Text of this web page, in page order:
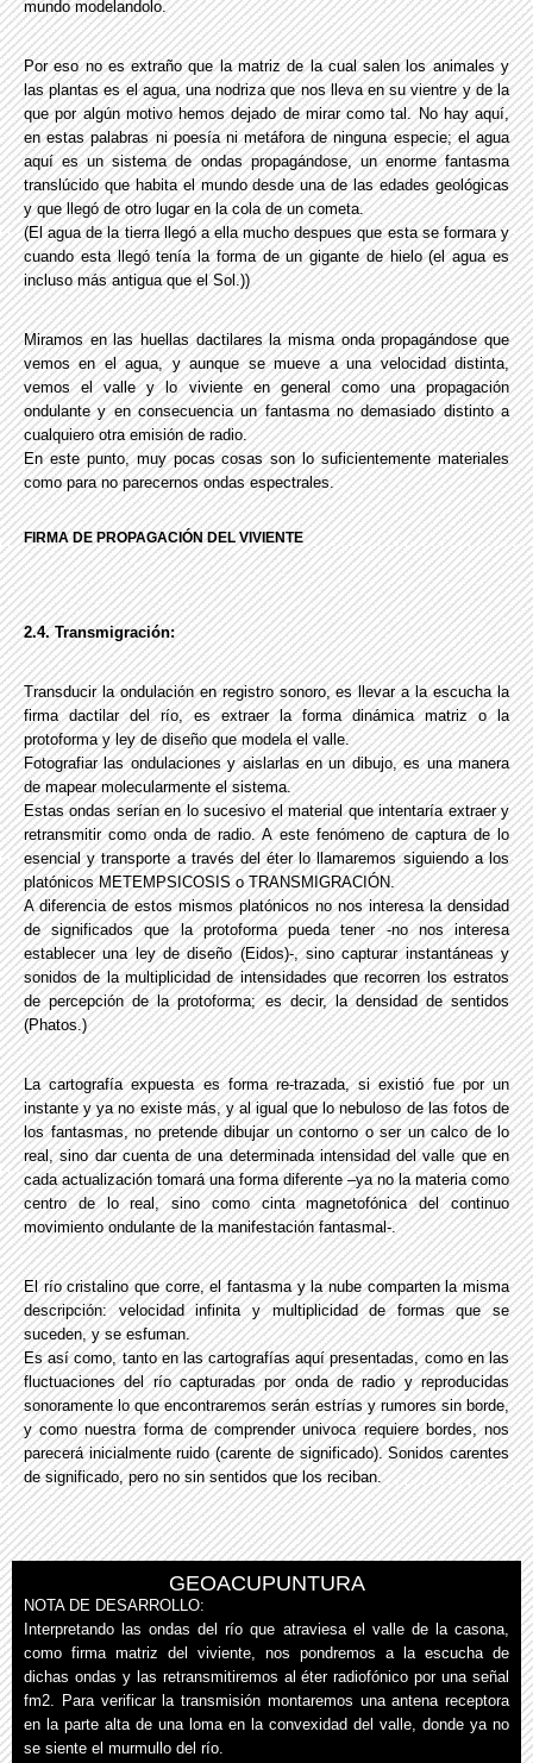
mundo modelandolo.
Por eso no es extraño que la matriz de la cual salen los animales y
las plantas es el agua, una nodriza que nos lleva en su vientre y de la
que por algún motivo hemos dejado de mirar como tal. No hay aquí,
en estas palabras ni poesía ni metáfora de ninguna especie; el agua
aquí es un sistema de ondas propagándose, un enorme fantasma
translúcido que habita el mundo desde una de las edades geológicas
y que llegó de otro lugar en la cola de un cometa.
(El agua de la tierra llegó a ella mucho despues que esta se formara y
cuando esta llegó tenía la forma de un gigante de hielo (el agua es
incluso más antigua que el Sol.))
Miramos en las huellas dactilares la misma onda propagándose que
vemos en el agua, y aunque se mueve a una velocidad distinta,
vemos el valle y lo viviente en general como una propagación
ondulante y en consecuencia un fantasma no demasiado distinto a
cualquiero otra emisión de radio.
En este punto, muy pocas cosas son lo suficientemente materiales
como para no parecernos ondas espectrales.
FIRMA DE PROPAGACIÓN DEL VIVIENTE
2.4. Transmigración:
Transducir la ondulación en registro sonoro, es llevar a la escucha la
firma dactilar del río, es extraer la forma dinámica matriz o la
protoforma y ley de diseño que modela el valle.
Fotografiar las ondulaciones y aislarlas en un dibujo, es una manera
de mapear molecularmente el sistema.
Estas ondas serían en lo sucesivo el material que intentaría extraer y
retransmitir como onda de radio. A este fenómeno de captura de lo
esencial y transporte a través del éter lo llamaremos siguiendo a los
platónicos METEMPSICOSIS o TRANSMIGRACIÓN.
A diferencia de estos mismos platónicos no nos interesa la densidad
de significados que la protoforma pueda tener -no nos interesa
establecer una ley de diseño (Eidos)-, sino capturar instantáneas y
sonidos de la multiplicidad de intensidades que recorren los estratos
de percepción de la protoforma; es decir, la densidad de sentidos
(Phatos.)
La cartografía expuesta es forma re-trazada, si existió fue por un
instante y ya no existe más, y al igual que lo nebuloso de las fotos de
los fantasmas, no pretende dibujar un contorno o ser un calco de lo
real, sino dar cuenta de una determinada intensidad del valle que en
cada actualización tomará una forma diferente –ya no la materia como
centro de lo real, sino como cinta magnetofónica del continuo
movimiento ondulante de la manifestación fantasmal-.
El río cristalino que corre, el fantasma y la nube comparten la misma
descripción: velocidad infinita y multiplicidad de formas que se
suceden, y se esfuman.
Es así como, tanto en las cartografías aquí presentadas, como en las
fluctuaciones del río capturadas por onda de radio y reproducidas
sonoramente lo que encontraremos serán estrías y rumores sin borde,
y como nuestra forma de comprender univoca requiere bordes, nos
parecerá inicialmente ruido (carente de significado). Sonidos carentes
de significado, pero no sin sentidos que los reciban.
GEOACUPUNTURA
NOTA DE DESARROLLO:
Interpretando las ondas del río que atraviesa el valle de la casona,
como firma matriz del viviente, nos pondremos a la escucha de
dichas ondas y las retransmitiremos al éter radiofónico por una señal
fm2. Para verificar la transmisión montaremos una antena receptora
en la parte alta de una loma en la convexidad del valle, donde ya no
se siente el murmullo del río.